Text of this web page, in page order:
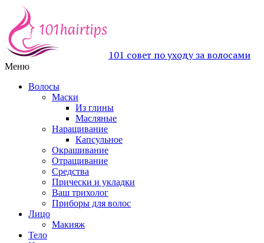
101 совет по уходу за волосами
Меню
Волосы
Маски
Из глины
Масляные
Наращивание
Капсульное
Окрашивание
Отращивание
Средства
Прически и укладки
Ваш трихолог
Приборы для волос
Лицо
Макияж
Тело